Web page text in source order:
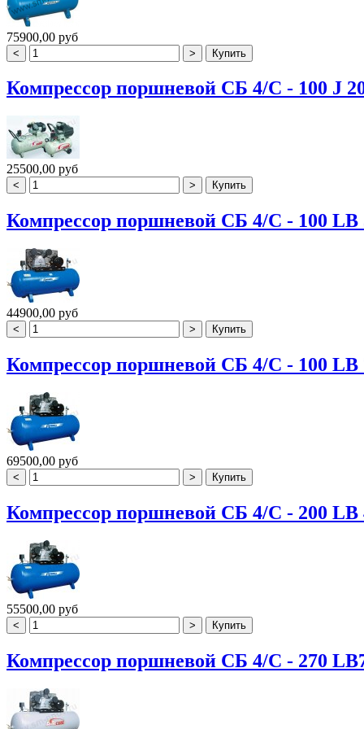
75900,00 руб
Компрессор поршневой СБ 4/С - 100 J
25500,00 руб
Компрессор поршневой СБ 4/С - 100 LB
44900,00 руб
Компрессор поршневой СБ 4/С - 100 LB
69500,00 руб
Компрессор поршневой СБ 4/С - 200 LB
55500,00 руб
Компрессор поршневой СБ 4/С - 270